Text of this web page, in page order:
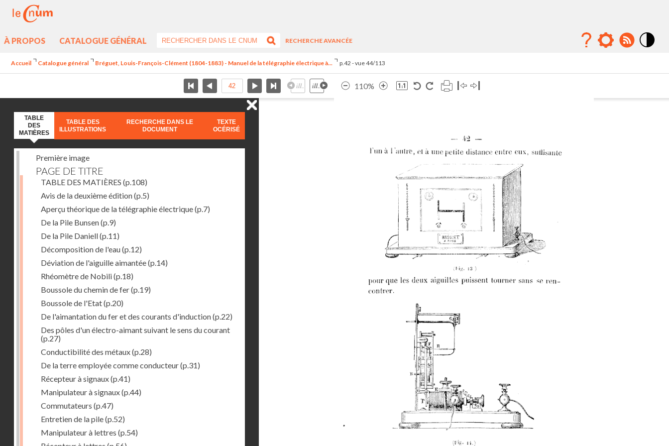
À PROPOS CATALOGUE GÉNÉRAL
RECHERCHE AVANCÉE
Accueil Catalogue général Bréguet, Louis-François-Clément (1804-1883) - Manuel de la télégraphie électrique à... p.42 - vue 44/113
110%
TABLE
DES
MATIÈRES
TABLE DES
ILLUSTRATIONS
RECHERCHE DANS LE
DOCUMENT
TEXTE
OCÉRISÉ
Première image
PAGE DE TITRE
TABLE DES MATIÈRES (p.108)
Avis de la deuxième édition(p.5)
Aperçu théorique de la télégraphie électrique(p.7)
De la Pile Bunsen(p.9)
De la Pile Daniell(p.11)
Décomposition de l'eau(p.12)
Déviation de l'aiguille aimantée(p.14)
Rhéomètre de Nobili(p.18)
Boussole du chemin de fer(p.19)
Boussole de l'Etat(p.20)
De l'aimantation du fer et des courants d'induction(p.22)
Des pôles d'un électro-aimant suivant le sens du courant
(p.27)
Conductibilité des métaux(p.28)
De la terre employée comme conducteur(p.31)
Récepteur à signaux(p.41)
Manipulateur à signaux(p.44)
Commutateurs (p.47)
Entretien de la pile(p.52)
Manipulateur à lettres (p.54)